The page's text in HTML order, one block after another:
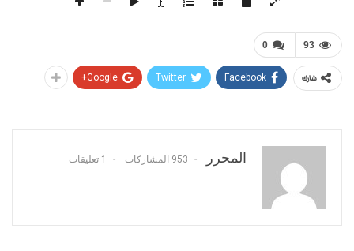
0 93
شارك Facebook
Twitter
Google+
المحرر 953 المشاركات 1 تعليقات